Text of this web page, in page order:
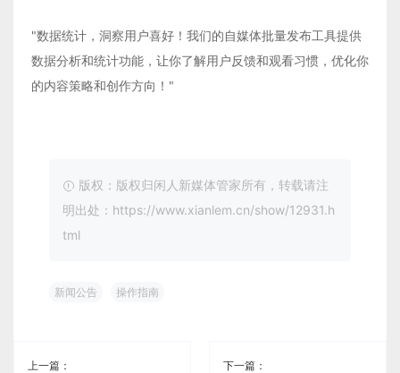
"数据统计，洞察用户喜好！我们的自媒体批量发布工具提供
数据分析和统计功能，让你了解用户反馈和观看习惯，优化你
的内容策略和创作方向！"
版权：版权归闲人新媒体管家所有，转载请注
明出处：https://www.xianlem.cn/show/12931.h
tml
新闻公告 操作指南
上一篇：
下一篇：